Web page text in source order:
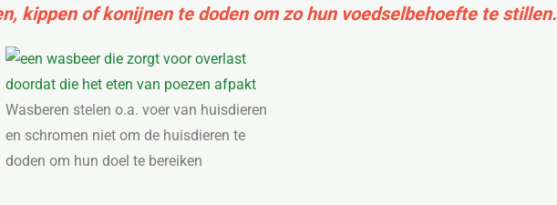
kippen of konijnen te doden om zo hun voedselbehoefte te stillen.
Wasberen stelen o.a. voer van huisdieren
en schromen niet om de huisdieren te
doden om hun doel te bereiken